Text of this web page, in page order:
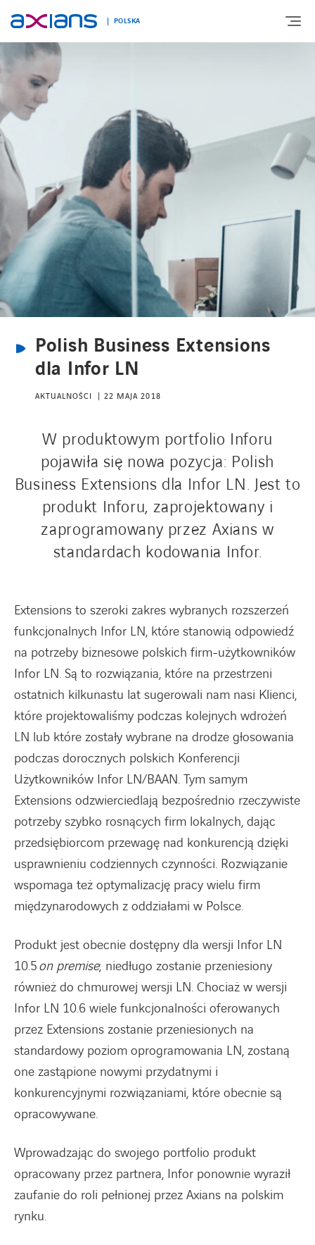
POLSKA
O NAS
TECHNOLOGIE
ROZWIĄZANIA BRANŻOWE
REALIZACJE
KARIERA
AKTUALNOŚCI
Szkolenia
Centrum wiedzy
Polish Business Extensions
dla Infor LN
AKTUALNOŚCI 22 MAJA 2018
W produktowym portfolio Inforu
pojawiła się nowa pozycja: Polish
Business Extensions dla Infor LN. Jest to
produkt Inforu, zaprojektowany i
zaprogramowany przez Axians w
standardach kodowania Infor.
Extensions to szeroki zakres wybranych rozszerzeń
funkcjonalnych Infor LN, które stanowią odpowiedź
na potrzeby biznesowe polskich firm-użytkowników
Infor LN. Są to rozwiązania, które na przestrzeni
ostatnich kilkunastu lat sugerowali nam nasi Klienci,
które projektowaliśmy podczas kolejnych wdrożeń
LN lub które zostały wybrane na drodze głosowania
podczas dorocznych polskich Konferencji
Użytkowników Infor LN/BAAN. Tym samym
Extensions odzwierciedlają bezpośrednio rzeczywiste
potrzeby szybko rosnących firm lokalnych, dając
przedsiębiorcom przewagę nad konkurencją dzięki
usprawnieniu codziennych czynności. Rozwiązanie
wspomaga też optymalizację pracy wielu firm
międzynarodowych z oddziałami w Polsce.
Produkt jest obecnie dostępny dla wersji Infor LN
10.5on premise; niedługo zostanie przeniesiony
również do chmurowej wersji LN. Chociaż w wersji
Infor LN 10.6 wiele funkcjonalności oferowanych
przez Extensions zostanie przeniesionych na
standardowy poziom oprogramowania LN, zostaną
one zastąpione nowymi przydatnymi i
konkurencyjnymi rozwiązaniami, które obecnie są
opracowywane.
Wprowadzając do swojego portfolio produkt
opracowany przez partnera, Infor ponownie wyraził
zaufanie do roli pełnionej przez Axians na polskim
rynku.